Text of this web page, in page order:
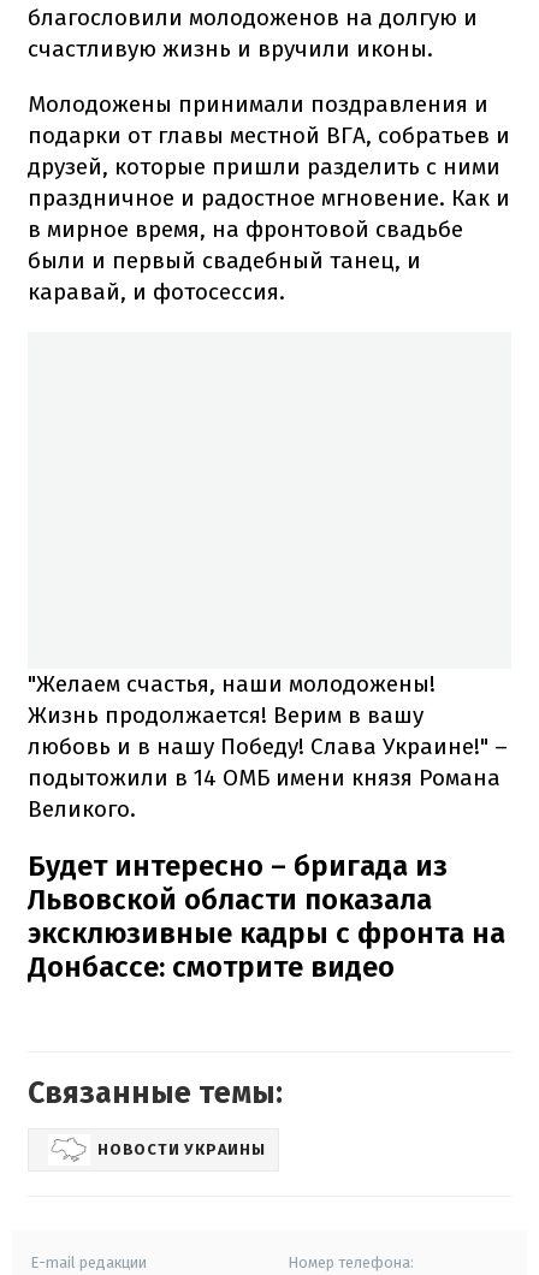
благословили молодоженов на долгую и
счастливую жизнь и вручили иконы.
Молодожены принимали поздравления и
подарки от главы местной ВГА, собратьев и
друзей, которые пришли разделить с ними
праздничное и радостное мгновение. Как и
в мирное время, на фронтовой свадьбе
были и первый свадебный танец, и
каравай, и фотосессия.
"Желаем счастья, наши молодожены!
Жизнь продолжается! Верим в вашу
любовь и в нашу Победу! Слава Украине!" –
подытожили в 14 ОМБ имени князя Романа
Великого.
Будет интересно – бригада из
Львовской области показала
эксклюзивные кадры с фронта на
Донбассе: смотрите видео
Связанные темы:
НОВОСТИ УКРАИНЫ
E-mail редакции Номер телефона: